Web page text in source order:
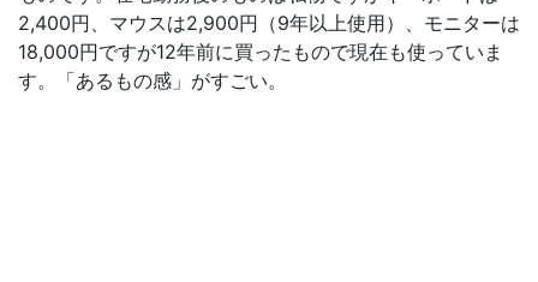
2,400円、マウスは2,900円（9年以上使用）、モニターは
18,000円ですが12年前に買ったもので現在も使っていま
す。「あるもの感」がすごい。